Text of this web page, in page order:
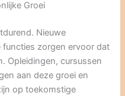
Groei
Nieuwe
zorgen ervoor dat
Opleidingen, cursussen
aan deze groei en
op toekomstige